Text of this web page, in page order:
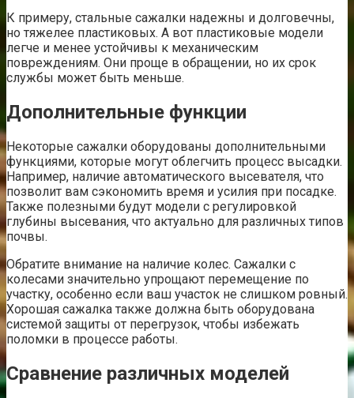
К примеру, стальные сажалки надежны и долговечны,
но тяжелее пластиковых. А вот пластиковые модели
легче и менее устойчивы к механическим
повреждениям. Они проще в обращении, но их срок
службы может быть меньше.
Дополнительные функции
Некоторые сажалки оборудованы дополнительными
функциями, которые могут облегчить процесс высадки.
Например, наличие автоматического высевателя, что
позволит вам сэкономить время и усилия при посадке.
Также полезными будут модели с регулировкой
глубины высевания, что актуально для различных типов
почвы.
Обратите внимание на наличие колес. Сажалки с
колесами значительно упрощают перемещение по
участку, особенно если ваш участок не слишком ровный.
Хорошая сажалка также должна быть оборудована
системой защиты от перегрузок, чтобы избежать
поломки в процессе работы.
Сравнение различных моделей